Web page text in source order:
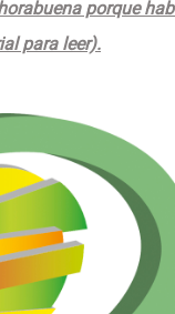
porque
para leer).